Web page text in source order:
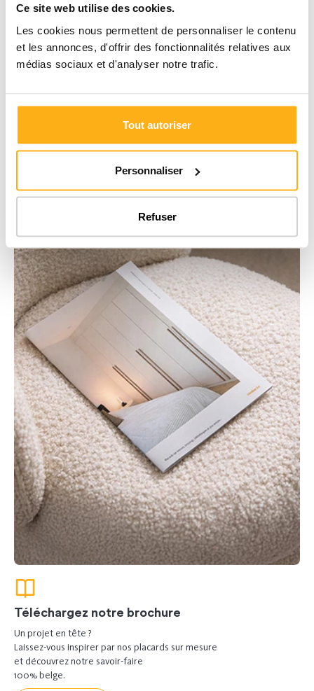
Ce site web utilise des cookies.
Les cookies nous permettent de personnaliser le contenu
et les annonces, d'offrir des fonctionnalités relatives aux
médias sociaux et d'analyser notre trafic.
Tout autoriser
Personnaliser
Refuser
Envie de repenser votre intérieur ou d’optimiser vos espaces ?
Recevez des idées sur mesure et des astuces utiles pour mieux
organiser vos placards.
Inscrivez-vous ici
Téléchargez notre brochure
Un projet en tête ?
Laissez-vous inspirer par nos placards sur mesure
et découvrez notre savoir-faire
100% belge.